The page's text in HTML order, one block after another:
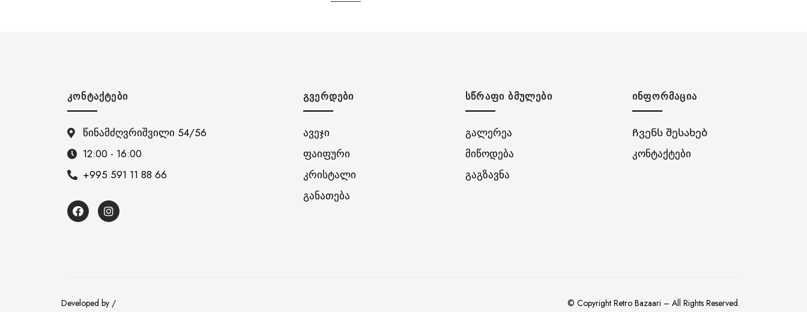
ᲙᲝᲜᲢᲐᲥᲢᲔᲑᲘ
წინამძღვრიშვილი 54/56
12:00 - 16:00
+995 591 11 88 66
ᲒᲕᲔᲠᲓᲔᲑᲘ
ავეჯი
ფაიფური
კრისტალი
განათება
ᲡᲬᲠᲐᲤᲘ ᲑᲛᲣᲚᲔᲑᲘ
გალერეა
მიწოდება
გაგზავნა
ᲘᲜᲤᲝᲠᲛᲐᲪᲘᲐ
Ჩვენს შესახებ
კონტაქტები
Developed by / © Copyright Retro Bazaari – All Rights Reserved.